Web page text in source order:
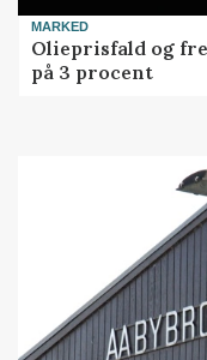
MARKED
Olieprisfald og
på 3 procent